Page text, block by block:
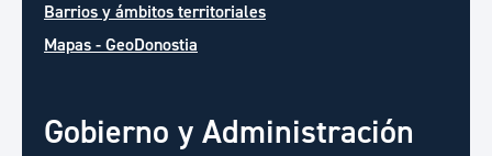
Barrios y ámbitos territoriales
Mapas - GeoDonostia
Gobierno y Administración